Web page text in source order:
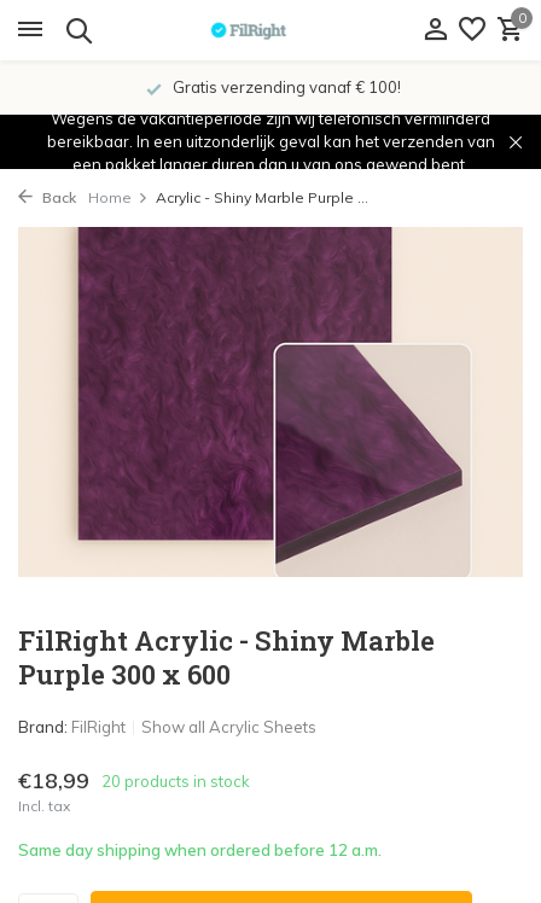
0
Gratis verzending vanaf € 100!
Wegens de vakantieperiode zijn wij telefonisch verminderd
bereikbaar. In een uitzonderlijk geval kan het verzenden van
een pakket langer duren dan u van ons gewend bent.
Back Home Acrylic - Shiny Marble Purple ...
FilRight Acrylic - Shiny Marble
Purple 300 x 600
Brand: FilRight Show all Acrylic Sheets
€18,99 20 products in stock
Incl. tax
Same day shipping when ordered before 12 a.m.